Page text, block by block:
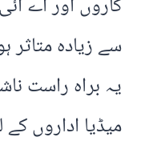
سے زیادہ متاثر
یہ براہ راست
میڈیا اداروں